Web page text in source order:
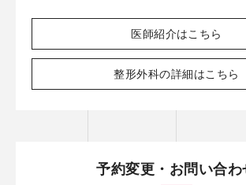
医師紹介はこちら
整形外科の詳細はこちら
予約変更・お問い合わ